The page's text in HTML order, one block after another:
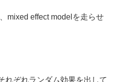
mixed effect modelを走らせ
れぞれランダム効果を出して